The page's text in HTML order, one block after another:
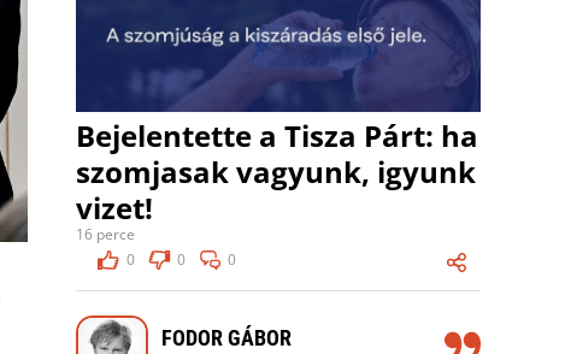
Bejelentette a Tisza Párt: ha
szomjasak vagyunk, igyunk
vizet!
16 perce
0
0 0
FODOR GÁBOR